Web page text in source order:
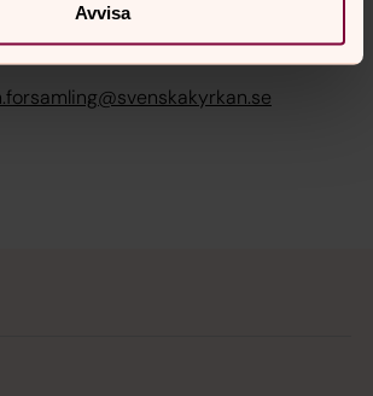
Avvisa
frågor på sidans